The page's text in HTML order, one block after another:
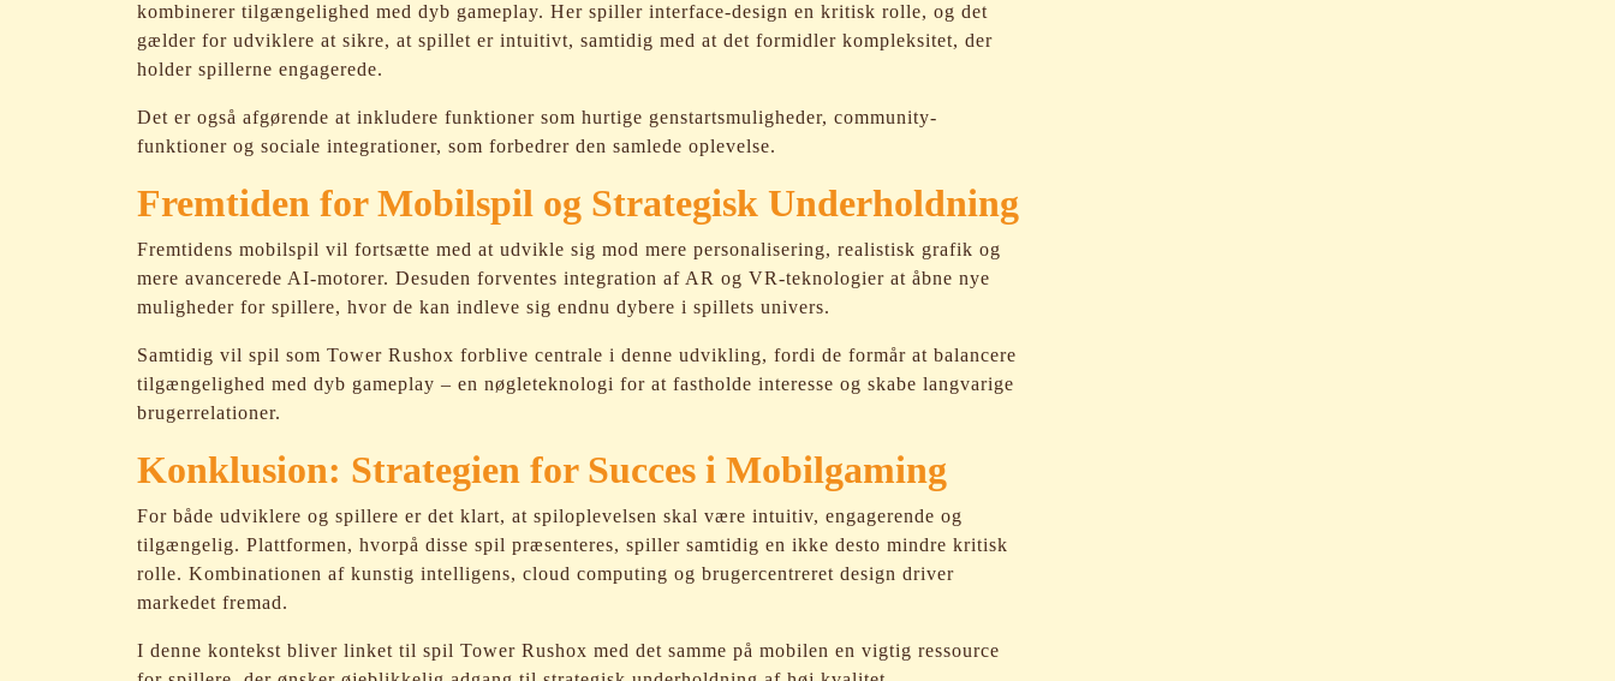
kombinerer tilgængelighed med dyb gameplay. Her spiller interface-design en kritisk rolle, og det
gælder for udviklere at sikre, at spillet er intuitivt, samtidig med at det formidler kompleksitet, der
holder spillerne engagerede.
Det er også afgørende at inkludere funktioner som hurtige genstartsmuligheder, community-
funktioner og sociale integrationer, som forbedrer den samlede oplevelse.
Fremtiden for Mobilspil og Strategisk Underholdning
Fremtidens mobilspil vil fortsætte med at udvikle sig mod mere personalisering, realistisk grafik og
mere avancerede AI-motorer. Desuden forventes integration af AR og VR-teknologier at åbne nye
muligheder for spillere, hvor de kan indleve sig endnu dybere i spillets univers.
Samtidig vil spil som Tower Rushox forblive centrale i denne udvikling, fordi de formår at balancere
tilgængelighed med dyb gameplay – en nøgleteknologi for at fastholde interesse og skabe langvarige
brugerrelationer.
Konklusion: Strategien for Succes i Mobilgaming
For både udviklere og spillere er det klart, at spiloplevelsen skal være intuitiv, engagerende og
tilgængelig. Plattformen, hvorpå disse spil præsenteres, spiller samtidig en ikke desto mindre kritisk
rolle. Kombinationen af kunstig intelligens, cloud computing og brugercentreret design driver
markedet fremad.
I denne kontekst bliver linket til spil Tower Rushox med det samme på mobilen en vigtig ressource